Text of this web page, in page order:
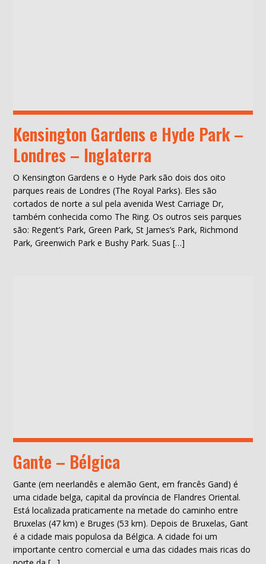
Kensington Gardens e Hyde Park –
Londres – Inglaterra
O Kensington Gardens e o Hyde Park são dois dos oito
parques reais de Londres (The Royal Parks). Eles são
cortados de norte a sul pela avenida West Carriage Dr,
também conhecida como The Ring. Os outros seis parques
são: Regent’s Park, Green Park, St James’s Park, Richmond
Park, Greenwich Park e Bushy Park. Suas […]
Gante – Bélgica
Gante (em neerlandês e alemão Gent, em francês Gand) é
uma cidade belga, capital da província de Flandres Oriental.
Está localizada praticamente na metade do caminho entre
Bruxelas (47 km) e Bruges (53 km). Depois de Bruxelas, Gant
é a cidade mais populosa da Bélgica. A cidade foi um
importante centro comercial e uma das cidades mais ricas do